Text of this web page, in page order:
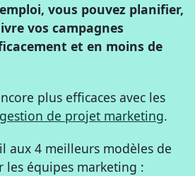
vous pouvez planifier,
vos campagnes
et en moins de
plus efficaces avec les
de projet marketing.
aux 4 meilleurs modèles de
les équipes marketing :